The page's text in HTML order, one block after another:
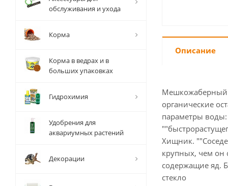
Описание
Мешкожаберный
органические
параметры
Хищник.
крупных, чем он
содержащие яд.
стекло
обслуживания и ухода
Корма
Корма в ведрах и в
больших упаковках
Гидрохимия
Удобрения для
аквариумных растений
Декорации